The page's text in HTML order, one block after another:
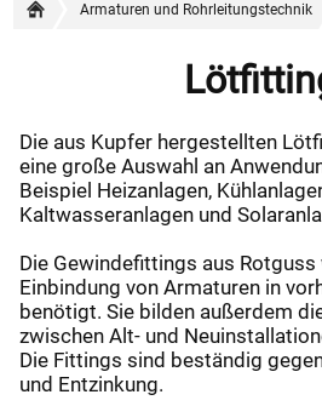
Armaturen und Rohrleitungstechnik
Die aus Kupfer hergestellten
eine große Auswahl an
Beispiel Heizanlagen,
Kaltwasseranlagen und
Die Gewindefittings aus Rotguss
Einbindung von Armaturen in
benötigt. Sie bilden außerdem
zwischen Alt- und
Die Fittings sind beständig
und Entzinkung.